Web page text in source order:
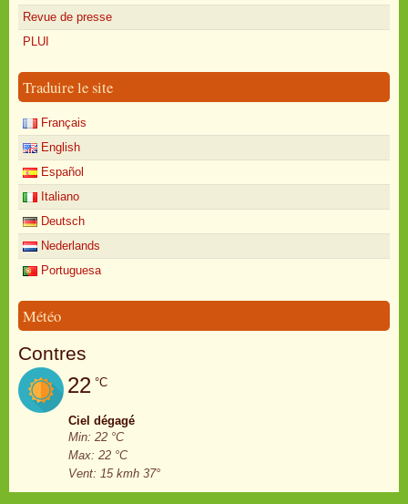
Revue de presse
PLUI
Traduire le site
Français
English
Español
Italiano
Deutsch
Nederlands
Portuguesa
Météo
Contres
22 °C
Ciel dégagé
Min: 22 °C
Max: 22 °C
Vent: 15 kmh 37°